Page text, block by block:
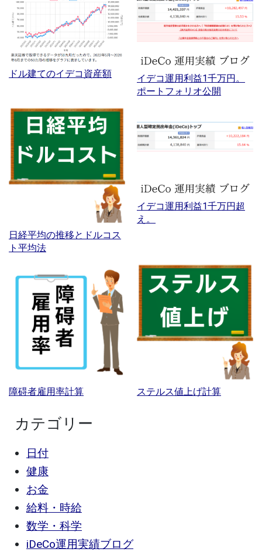
ドル建てのイデコ資産額
イデコ運用利益1千万円。
ポートフォリオ公開
日経平均の推移とドルコス
ト平均法
イデコ運用利益1千万円超
え。
障碍者雇用率計算 ステルス値上げ計算
カテゴリー
日付
健康
お金
給料・時給
数学・科学
iDeCo運用実績ブログ